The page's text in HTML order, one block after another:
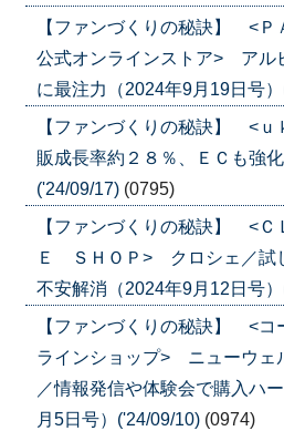
【ファンづくりの秘訣】 <
公式オンラインストア> アル
に最注力（2024年9月19日号
【ファンづくりの秘訣】 <
販成長率約２８％、ＥＣも強
('24/09/17) (0795)
【ファンづくりの秘訣】 <
Ｅ ＳＨＯＰ> クロシェ／試
不安解消（2024年9月12日号
【ファンづくりの秘訣】 <コ
ラインショップ> ニューウェ
／情報発信や体験会で購入ハ
月5日号）('24/09/10) (0974)